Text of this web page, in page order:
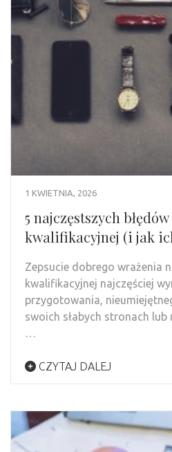
1 KWIETNIA, 2026
5 najczęstszych
kwalifikacyjnej (i jak
Zepsucie dobrego wrażenia
kwalifikacyjnej najczęściej
przygotowania,
swoich słabych stronach lub
CZYTAJ DALEJ